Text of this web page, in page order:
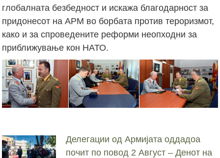
глобалната безбедност и искажа благодарност за
придонесот на АРМ во борбата против тероризмот,
како и за спроведените реформи неопходни за
приближување кон НАТО.
Делегации од Армијата оддадоа
почит по повод 2 Август – Денот на